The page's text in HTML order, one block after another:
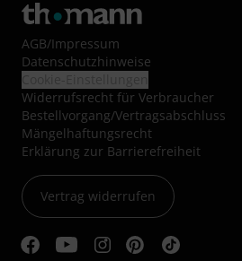
AGB/Impressum
Datenschutzhinweise
Widerrufsrecht für Verbraucher
Bestellvorgang/Vertragsabschluss
Mängelhaftungsrecht
Erklärung zur Barrierefreiheit
Vertrag widerrufen